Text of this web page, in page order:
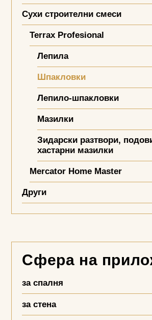
Сухи строителни смеси
Terrax Profesional
Лепила
Шпакловки
Лепило-шпакловки
Мазилки
Зидарски разтвори,
хастарни мазилки
Mercator Home Master
Други
Сфера на
за спалня
за стена